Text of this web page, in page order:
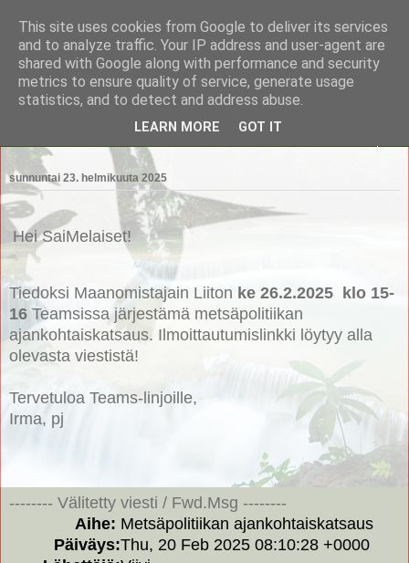
Saimaan Metsänomistajat
Saimaan Metsänomistajat
sunnuntai 23. helmikuuta 2025
Hei SaiMelaiset!
Tiedoksi Maanomistajain Liiton ke 26.2.2025 klo 15-
16 Teamsissa järjestämä metsäpolitiikan
ajankohtaiskatsaus. Ilmoittautumislinkki löytyy alla
olevasta viestistä!
Tervetuloa Teams-linjoille,
Irma, pj
-------- Välitetty viesti / Fwd.Msg --------
Aihe: Metsäpolitiikan ajankohtaiskatsaus
Päiväys:Thu, 20 Feb 2025 08:10:28 +0000
This site uses cookies from Google to deliver its services
and to analyze traffic. Your IP address and user-agent are
shared with Google along with performance and security
metrics to ensure quality of service, generate usage
statistics, and to detect and address abuse.
LEARN MORE GOT IT